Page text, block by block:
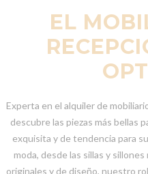
EL
Experta en el alquiler de
descubre las piezas más bellas
exquisita y de tendencia para
moda, desde las sillas y
originales y de diseño, nuestro